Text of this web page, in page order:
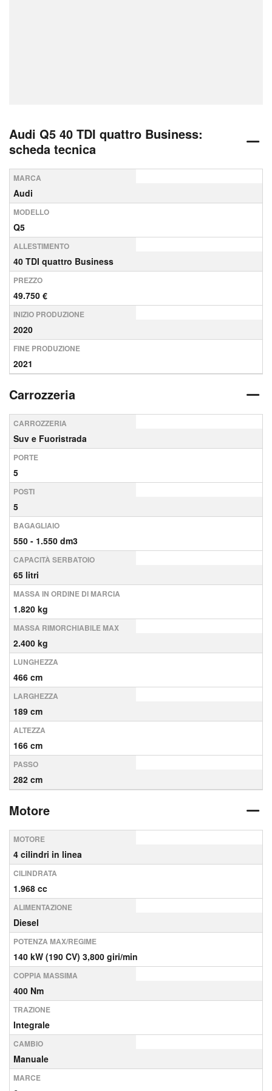
Audi Q5 40 TDI quattro Business:
scheda tecnica
MARCA
Audi
MODELLO
Q5
ALLESTIMENTO
40 TDI quattro Business
PREZZO
49.750 €
INIZIO PRODUZIONE
2020
FINE PRODUZIONE
2021
Carrozzeria
CARROZZERIA
Suv e Fuoristrada
PORTE
5
POSTI
5
BAGAGLIAIO
550 - 1.550 dm3
CAPACITÀ SERBATOIO
65 litri
MASSA IN ORDINE DI MARCIA
1.820 kg
MASSA RIMORCHIABILE MAX
2.400 kg
LUNGHEZZA
466 cm
LARGHEZZA
189 cm
ALTEZZA
166 cm
PASSO
282 cm
Motore
MOTORE
4 cilindri in linea
CILINDRATA
1.968 cc
ALIMENTAZIONE
Diesel
POTENZA MAX/REGIME
140 kW (190 CV) 3,800 giri/min
COPPIA MASSIMA
400 Nm
TRAZIONE
Integrale
CAMBIO
Manuale
MARCE